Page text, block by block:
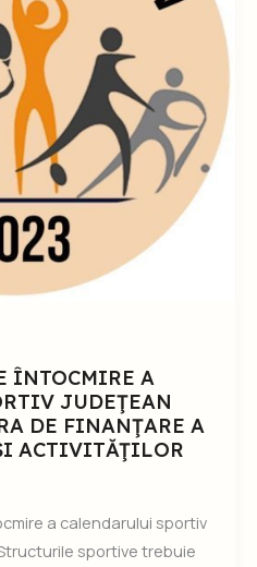
ÎNTOCMIRE A
JUDEŢEAN
DE FINANŢARE A
ACTIVITĂŢILOR
a calendarului sportiv
sportive trebuie